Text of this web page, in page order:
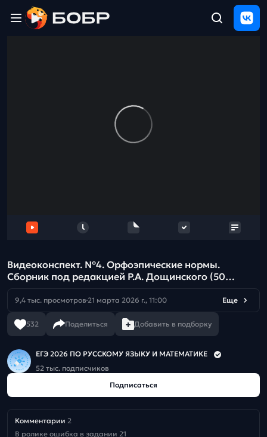
отзыв
Видеоконспект. №4. Орфоэпические нормы.
Сборник под редакцией Р.А. Дощинского (50
вариантов)
9,4 тыс. просмотров 21 марта 2026 г., 11:00 Еще
532 Поделиться Добавить в подборку
ЕГЭ 2026 ПО РУССКОМУ ЯЗЫКУ И МАТЕМАТИКЕ
52 тыс. подписчиков
Подписаться
Комментарии 2
В ролике ошибка в задании 21